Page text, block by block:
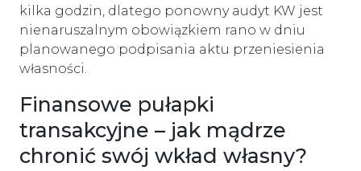
kilka godzin, dlatego ponowny audyt KW jest
nienaruszalnym obowiązkiem rano w dniu
planowanego podpisania aktu przeniesienia
własności.
Finansowe pułapki
transakcyjne – jak mądrze
chronić swój wkład własny?